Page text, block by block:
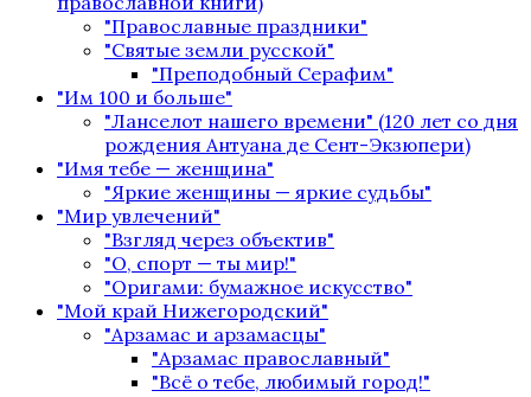
"Православные праздники"
"Святые земли русской"
"Преподобный Серафим"
"Им 100 и больше"
"Ланселот нашего времени" (120 лет со дня
рождения Антуана де Сент-Экзюпери)
"Имя тебе — женщина"
"Яркие женщины — яркие судьбы"
"Мир увлечений"
"Взгляд через объектив"
"О, спорт — ты мир!"
"Оригами: бумажное искусство"
"Мой край Нижегородский"
"Арзамас и арзамасцы"
"Арзамас православный"
"Всё о тебе, любимый город!"